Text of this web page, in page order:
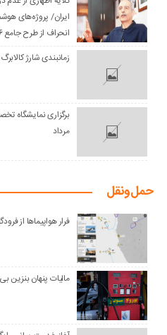
ایران/ پروژه‌های
انحراف از طرح جامع ۱۳۸۶ به کشور آسیب زد
زمانبندی شارژ
مرداد
حمل‌و‌نقل
فرار هواپیماها از
مالیات پنهان بنزین